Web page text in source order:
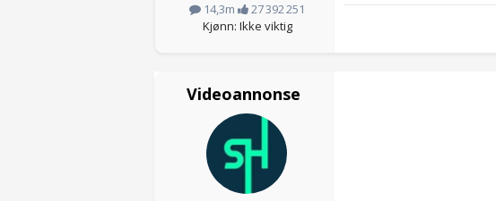
14,3m
27 392 251
Kjønn: Ikke viktig
Videoannonse